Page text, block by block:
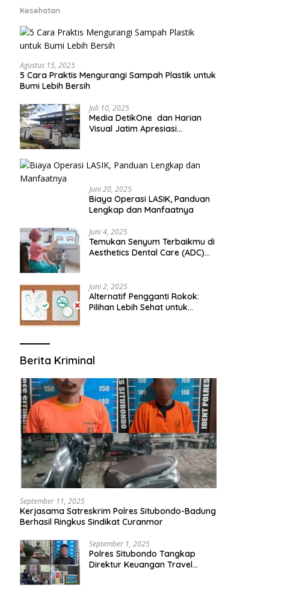
Kesehatan
Agustus 15, 2025
5 Cara Praktis Mengurangi Sampah Plastik untuk
Bumi Lebih Bersih
Juli 10, 2025
Media DetikOne dan Harian
Visual Jatim Apresiasi
Juni 20, 2025
Biaya Operasi LASIK, Panduan
Lengkap dan Manfaatnya
Juni 4, 2025
Temukan Senyum Terbaikmu di
Aesthetics Dental Care (ADC)
Juni 2, 2025
Alternatif Pengganti Rokok:
Pilihan Lebih Sehat untuk
Berita Kriminal
September 11, 2025
Kerjasama Satreskrim Polres Situbondo-Badung
Berhasil Ringkus Sindikat Curanmor
September 1, 2025
Polres Situbondo Tangkap
Direktur Keuangan Travel